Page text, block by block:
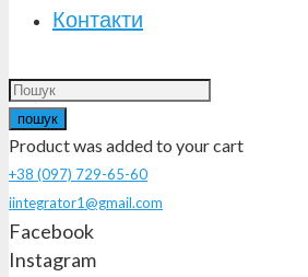
Контакти
пошук
Productwas added to your cart
+38 (097) 729-65-60
iintegrator1@gmail.com
Facebook
Instagram